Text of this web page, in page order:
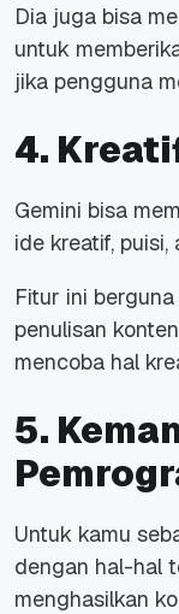
Dia juga bisa
untuk
jika pengguna
4.
Gemini bisa
ide kreatif,
Fitur ini
penulisan
mencoba hal
5.
Untuk kamu
dengan hal-hal
menghasilkan